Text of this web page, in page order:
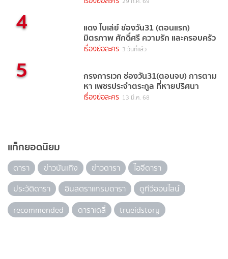
4 แดง ไบเล่ย์ ช่องวัน31 (ตอนแรก)
มิตรภาพ ศักดิ์ศรี ความรัก และครอบครัว
เรื่องย่อละคร 3 วันที่แล้ว
5 กรงการเวก ช่องวัน31(ตอนจบ) การตาม
หา เพชรประจำตระกูล ที่หายปริศนา
เรื่องย่อละคร 13 มี.ค. 68
แท็กยอดนิยม
ดารา ข่าวบันเทิง ข่าวดารา
ไอจีดารา
ประวัติดารา
อินสตราแกรมดารา
ดูทีวีออนไลน์
recommended
ดาราเดลี่ trueidstory